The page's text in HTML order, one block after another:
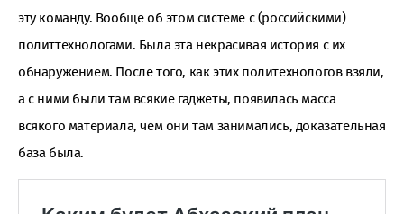
эту команду. Вообще об этом системе с (российскими)
политтехнологами. Была эта некрасивая история с их
обнаружением. После того, как этих политехнологов взяли,
а с ними были там всякие гаджеты, появилась масса
всякого материала, чем они там занимались, доказательная
база была.